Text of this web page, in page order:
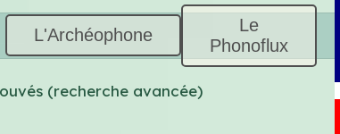
L'Archéophone
Le
Phonoflux
(recherche avancée)